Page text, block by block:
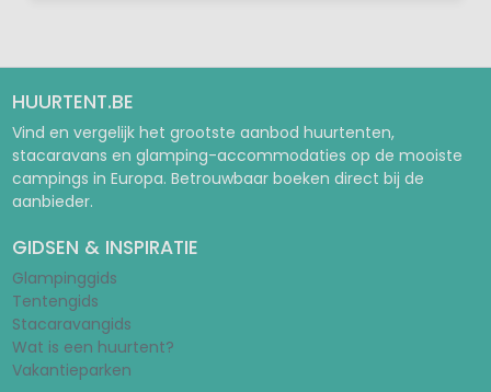
HUURTENT.BE
Vind en vergelijk het grootste aanbod huurtenten,
stacaravans en glamping-accommodaties op de mooiste
campings in Europa. Betrouwbaar boeken direct bij de
aanbieder.
GIDSEN & INSPIRATIE
Glampinggids
Tentengids
Stacaravangids
Wat is een huurtent?
Vakantieparken